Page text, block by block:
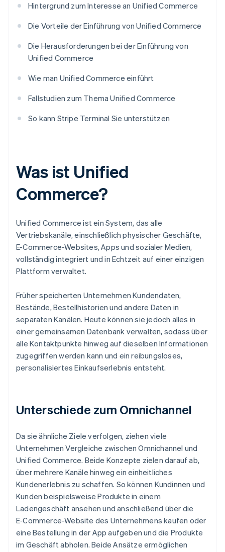
Hintergrund zum Interesse an Unified Commerce
Die Vorteile der Einführung von Unified Commerce
Die Herausforderungen bei der Einführung von
Unified Commerce
Wie man Unified Commerce einführt
Fallstudien zum Thema Unified Commerce
So kann Stripe Terminal Sie unterstützen
Was ist Unified
Commerce?
Unified Commerce ist ein System, das alle
Vertriebskanäle, einschließlich physischer Geschäfte,
E-Commerce-Websites, Apps und sozialer Medien,
vollständig integriert und in Echtzeit auf einer einzigen
Plattform verwaltet.
Früher speicherten Unternehmen Kundendaten,
Bestände, Bestellhistorien und andere Daten in
separaten Kanälen. Heute können sie jedoch alles in
einer gemeinsamen Datenbank verwalten, sodass über
alle Kontaktpunkte hinweg auf dieselben Informationen
zugegriffen werden kann und ein reibungsloses,
personalisiertes Einkaufserlebnis entsteht.
Unterschiede zum Omnichannel
Da sie ähnliche Ziele verfolgen, ziehen viele
Unternehmen Vergleiche zwischen Omnichannel und
Unified Commerce. Beide Konzepte zielen darauf ab,
über mehrere Kanäle hinweg ein einheitliches
Kundenerlebnis zu schaffen. So können Kundinnen und
Kunden beispielsweise Produkte in einem
Ladengeschäft ansehen und anschließend über die
E‑Commerce-Website des Unternehmens kaufen oder
eine Bestellung in der App aufgeben und die Produkte
im Geschäft abholen. Beide Ansätze ermöglichen